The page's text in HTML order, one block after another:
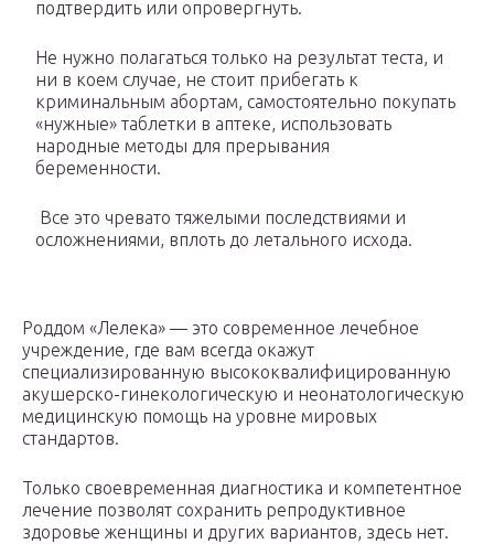
подтвердить или опровергнуть.
Не нужно полагаться только на результат теста, и
ни в коем случае, не стоит прибегать к
криминальным абортам, самостоятельно покупать
«нужные» таблетки в аптеке, использовать
народные методы для прерывания
беременности.
Все это чревато тяжелыми последствиями и
осложнениями, вплоть до летального исхода.
Роддом «Лелека» — это современное лечебное
учреждение, где вам всегда окажут
специализированную высококвалифицированную
акушерско-гинекологическую и неонатологическую
медицинскую помощь на уровне мировых
стандартов.
Только своевременная диагностика и компетентное
лечение позволят сохранить репродуктивное
здоровье женщины и других вариантов, здесь нет.